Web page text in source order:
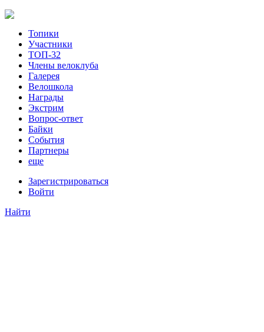
Топики
Участники
ТОП-32
Члены велоклуба
Галерея
Велошкола
Награды
Экстрим
Вопрос-ответ
Байки
События
Партнеры
еще
Зарегистрироваться
Войти
Найти